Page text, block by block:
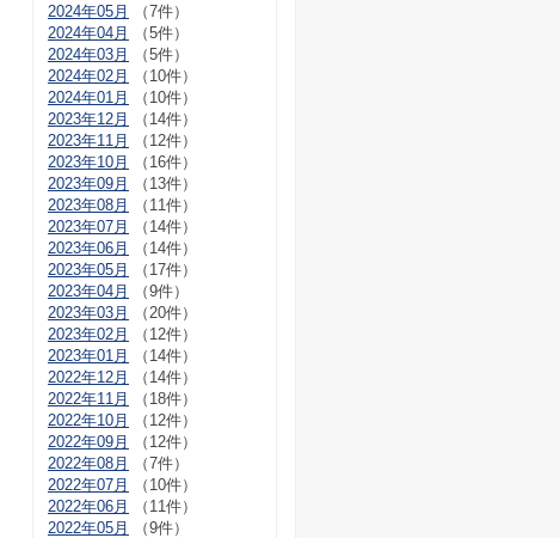
2024年05月
（7件）
2024年04月
（5件）
2024年03月
（5件）
2024年02月
（10件）
2024年01月
（10件）
2023年12月
（14件）
2023年11月
（12件）
2023年10月
（16件）
2023年09月
（13件）
2023年08月
（11件）
2023年07月
（14件）
2023年06月
（14件）
2023年05月
（17件）
2023年04月
（9件）
2023年03月
（20件）
2023年02月
（12件）
2023年01月
（14件）
2022年12月
（14件）
2022年11月
（18件）
2022年10月
（12件）
2022年09月
（12件）
2022年08月
（7件）
2022年07月
（10件）
2022年06月
（11件）
2022年05月
（9件）